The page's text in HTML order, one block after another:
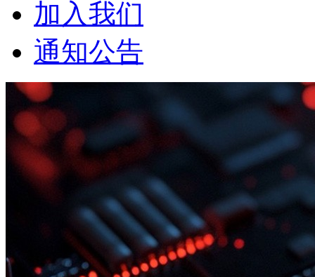
加入我们
通知公告